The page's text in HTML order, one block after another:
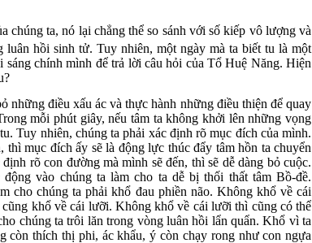
chúng ta, nó lại chẳng thể so sánh với số kiếp vô lượng và
luân hồi sinh tử. Tuy nhiên, một ngày mà ta biết tu là một
sáng chính mình để trả lời câu hỏi của Tổ Huệ Năng. Hiện
những điều xấu ác và thực hành những điều thiện để quay
mỗi phút giây, nếu tâm ta không khởi lên những vọng
Tuy nhiên, chúng ta phải xác định rõ mục đích của mình.
mục đích ấy sẽ là động lực thúc đẩy tâm hồn ta chuyển
rõ con đường mà mình sẽ đến, thì sẽ dễ dàng bỏ cuộc.
vào chúng ta làm cho ta dễ bị thối thất tâm Bồ-đề.
cho chúng ta phải khổ đau phiền não. Không khổ về cái
khổ về cái lưỡi. Không khổ về cái lưỡi thì cũng có thể
chúng ta trôi lăn trong vòng luân hồi lẩn quẩn. Khổ vì ta
thích thị phi, ác khẩu, ý còn chạy rong như con ngựa